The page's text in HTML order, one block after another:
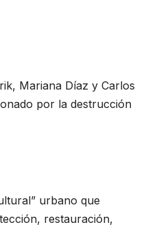
Mariana Díaz y Carlos
por la destrucción
urbano que
restauración,